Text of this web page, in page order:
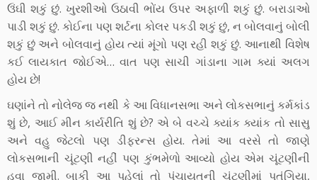
ઉંઘી શકું છું. ખુરશીઓ ઉઠાવી ભોંય ઉપર અફાળી શકું છું. બરાડાઓ
પાડી શકું છું. કોઈના પણ શર્ટના કોલર પકડી શકું છું, ન બોલવાનું બોલી
શકું છું અને બોલવાનું હોય ત્યાં મૂંગો પણ રહી શકું છું. આનાથી વિશેષ
કઈ લાયકાત જોઈએ… વાત પણ સાચી ગાંડાના ગામ ક્યાં અલગ
હોય છે!
ઘણાંને તો નોલેજ જ નથી કે આ વિધાનસભા અને લોકસભાનું કર્મકાંડ
શું છે, આઈ મીન કાર્યરીતિ શું છે? એ બે વચ્ચે ક્યાંક ક્યાંક તો સાસુ
અને વહુ જેટલો પણ ડીફરન્સ હોય. તેમાં આ વરસે તો જાણે
લોકસભાની ચૂંટણી નહીં પણ કુંભમેળો આવ્યો હોય એમ ચૂંટણીની
હવા જામી. બાકી આ પહેલાં તો પંચાયતની ચૂંટણીમાં પતંગિયા,